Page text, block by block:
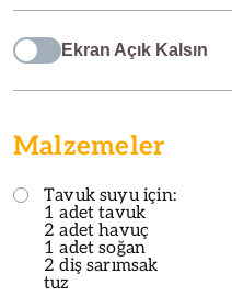
Ekran Açık Kalsın
Malzemeler
Tavuk suyu için:
1 adet tavuk
2 adet havuç
1 adet soğan
2 diş sarımsak
tuz